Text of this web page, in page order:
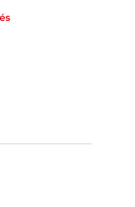
linkedin
nous sur Youtube